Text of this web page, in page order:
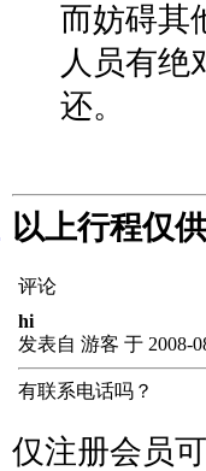
而妨碍其
人员有绝
还。
以上行程仅
评论
hi
发表自 游客 于 2008-
有联系电话吗？
仅注册会员